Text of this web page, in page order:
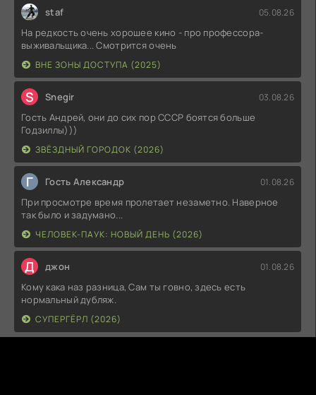
staf 05.08.26
На редкость очень хорошее кино - про профессора-
выживальщика... Смотрится очень
ВНЕ ЗОНЫ ДОСТУПА (2025)
S Snegir 03.08.26
Гость Андрей, они до сих пор СССР боятся больше
Годзиллы)))
ЗВЁЗДНЫЙ ГОРОДОК (2026)
Г Гость Александр 01.08.26
При просмотре время пролетает незаметно. Наверное
так было и задумано...
ЧЕЛОВЕК-ПАУК: НОВЫЙ ДЕНЬ (2026)
Д джон 01.08.26
Кому кака наз разница, Сам ты говно, здесь есть
нормальный дубляж.
СУПЕРГЁРЛ (2026)